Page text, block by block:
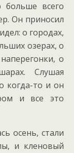
больше всего
Он приносил
о городах,
озерах, о
о
Слушая
когда-то и он
и все это
осень, стали
и кленовый